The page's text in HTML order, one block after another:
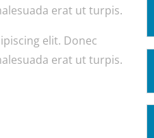
erat ut turpis.
elit. Donec
erat ut turpis.